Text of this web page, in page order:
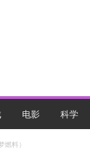
电影 科学
料）